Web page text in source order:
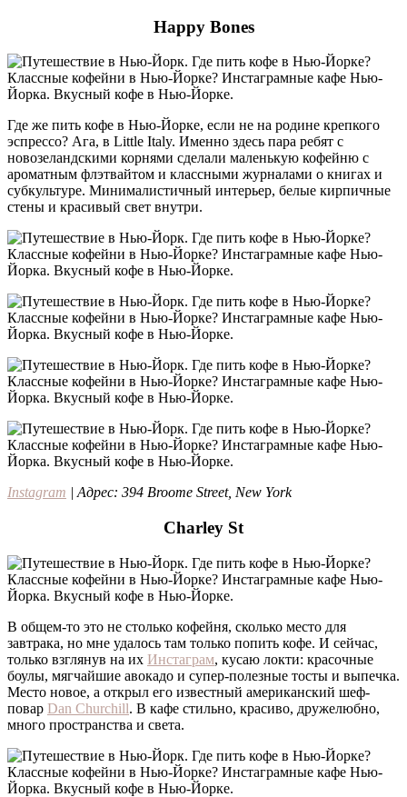
Happy Bones
Где же пить кофе в Нью-Йорке, если не на родине крепкого
эспрессо? Ага, в Little Italy. Именно здесь пара ребят с
новозеландскими корнями сделали маленькую кофейню с
ароматным флэтвайтом и классными журналами о книгах и
субкультуре. Минималистичный интерьер, белые кирпичные
стены и красивый свет внутри.
Instagram | Адрес: 394 Broome Street, New York
Charley St
В общем-то это не столько кофейня, сколько место для
завтрака, но мне удалось там только попить кофе. И сейчас,
только взглянув на их Инстаграм, кусаю локти: красочные
боулы, мягчайшие авокадо и супер-полезные тосты и выпечка.
Место новое, а открыл его известный американский шеф-
повар Dan Churchill. В кафе стильно, красиво, дружелюбно,
много пространства и света.